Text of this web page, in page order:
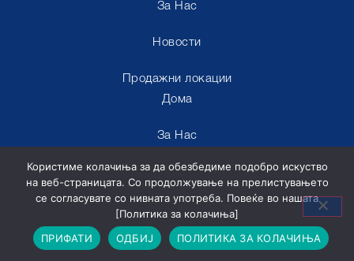
За Нас
Новости
Продажни локации
Дома
За Нас
Новости
Продажни локации
Користиме колачиња за да обезбедиме подобро искуство
на веб-страницата. Со продолжување на прелистувањето
се согласувате со нивната употреба. Повеќе во нашата
[Политика за колачиња]
ПРИФАТИ
ОДБИЈ ПОЛИТИКА ЗА КОЛАЧИЊА